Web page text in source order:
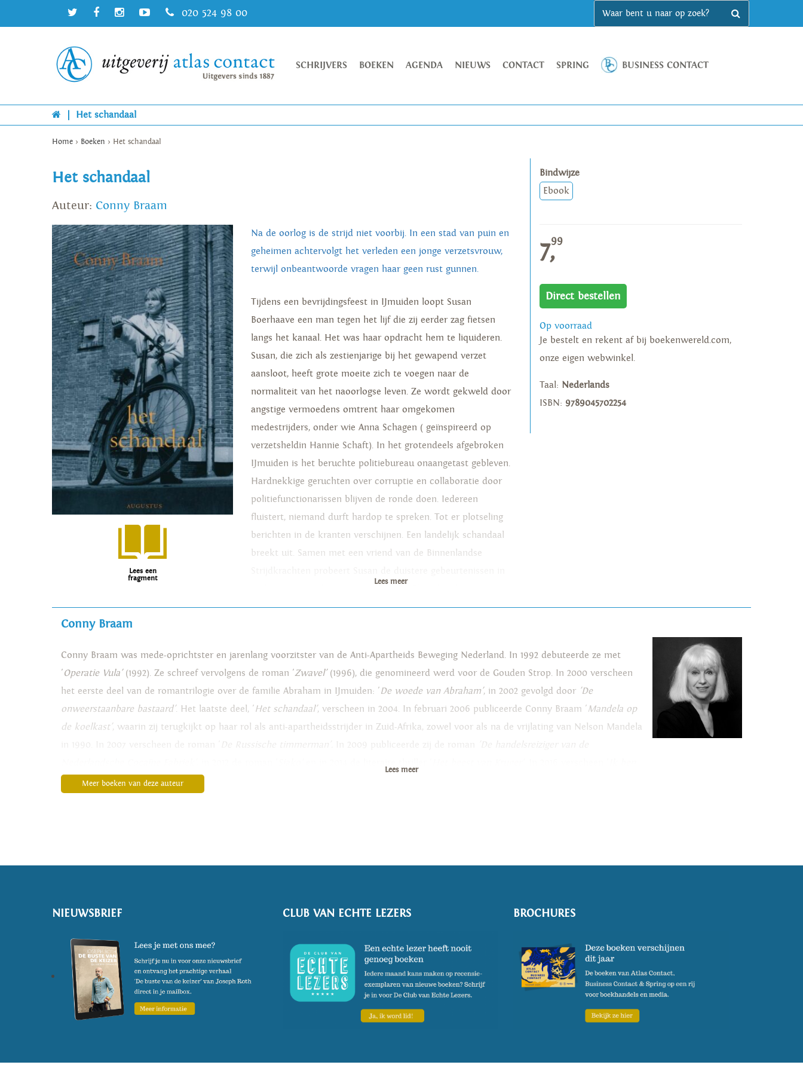
020 524 98 00
SCHRIJVERS BOEKEN AGENDA NIEUWS CONTACT SPRING BUSINESS CONTACT
Het schandaal
Home > Boeken > Het schandaal
Het schandaal
Auteur: Conny Braam
Lees een
fragment
Na de oorlog is de strijd niet voorbij. In een stad van puin en
geheimen achtervolgt het verleden een jonge verzetsvrouw,
terwijl onbeantwoorde vragen haar geen rust gunnen.
Tijdens een bevrijdingsfeest in IJmuiden loopt Susan
Boerhaave een man tegen het lijf die zij eerder zag fietsen
langs het kanaal. Het was haar opdracht hem te liquideren.
Susan, die zich als zestienjarige bij het gewapend verzet
aansloot, heeft grote moeite zich te voegen naar de
normaliteit van het naoorlogse leven. Ze wordt gekweld door
angstige vermoedens omtrent haar omgekomen
medestrijders, onder wie Anna Schagen ( geïnspireerd op
verzetsheldin Hannie Schaft). In het grotendeels afgebroken
IJmuiden is het beruchte politiebureau onaangetast gebleven.
Hardnekkige geruchten over corruptie en collaboratie door
politiefunctionarissen blijven de ronde doen. Iedereen
fluistert, niemand durft hardop te spreken. Tot er plotseling
berichten in de kranten verschijnen. Een landelijk schandaal
breekt uit. Samen met een vriend van de Binnenlandse
voormannen van de illegaliteit in Kennemerland wel
Lees meer
Bindwijze
Ebook
7,99
Direct bestellen
Op voorraad
Je bestelt en rekent af bij boekenwereld.com,
onze eigen webwinkel.
Taal: Nederlands
ISBN: 9789045702254
Conny Braam
Conny Braam was mede-oprichtster en jarenlang voorzitster van de Anti-Apartheids Beweging Nederland. In 1992 debuteerde ze met
'Operatie Vula'(1992). Ze schreef vervolgens de roman 'Zwavel' (1996), die genomineerd werd voor de Gouden Strop. In 2000 verscheen
het eerste deel van de romantrilogie over de familie Abraham in IJmuiden: 'De woede van Abraham', in 2002 gevolgd door 'De
onweerstaanbare bastaard'. Het laatste deel, 'Het schandaal', verscheen in 2004. In februari 2006 publiceerde Conny Braam 'Mandela op
de koelkast', waarin zij terugkijkt op haar rol als anti-apartheidsstrijder in Zuid-Afrika, zowel voor als na de vrijlating van Nelson Mandela
Hendrik Witbooi', over de Afrikaanse ervaring met kolonialisme in de twintigste eeuw. Hendrik Witbooi was een vrijheidsstrijder die
Lees meer
Meer boeken van deze auteur
NIEUWSBRIEF CLUB VAN ECHTE LEZERS BROCHURES